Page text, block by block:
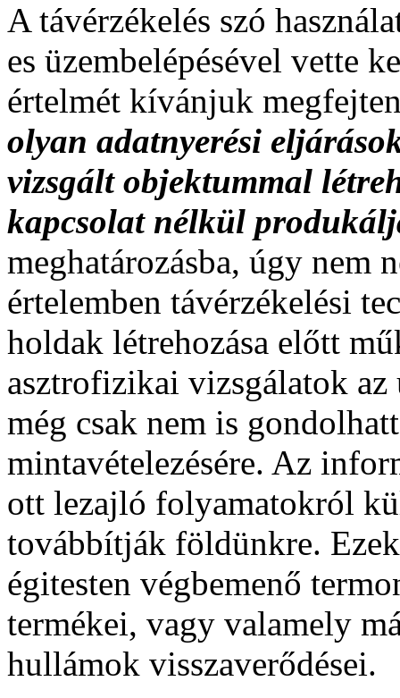
A távérzékelés szó
es üzembelépésével vette
értelmét kívánjuk
olyan adatnyerési
vizsgált objektummal
kapcsolat nélkül
meghatározásba, úgy nem
értelemben távérzékelési
holdak létrehozása előtt
asztrofizikai vizsgálatok az
még csak nem is
mintavételezésére. Az
ott lezajló folyamatokról
továbbítják földünkre. Ezek
égitesten végbemenő
termékei, vagy valamely
hullámok visszaverődései.